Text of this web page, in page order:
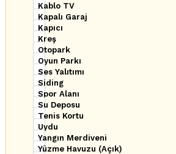
Kablo TV
Kapalı Garaj
Kapıcı
Kreş
Otopark
Oyun Parkı
Ses Yalıtımı
Siding
Spor Alanı
Su Deposu
Tenis Kortu
Uydu
Yangın Merdiveni
Yüzme Havuzu (Açık)